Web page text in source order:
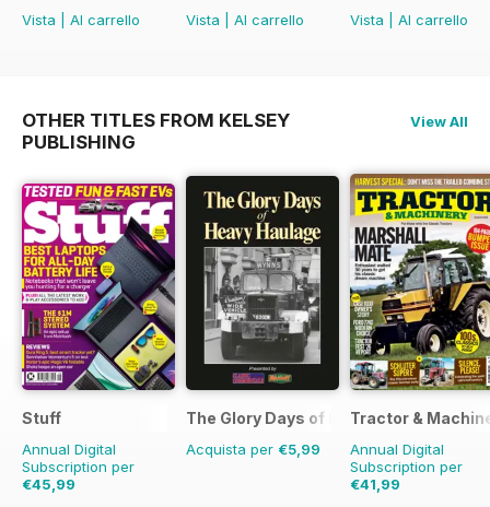
Vista
Al carrello
Vista
Al carrello
Vista
Al carrello
OTHER TITLES FROM KELSEY
PUBLISHING
View All
Stuff
Annual Digital
Subscription per
€45,99
The Glory Days of Heavy Haulage
Acquista per €5,99
Tractor &
Annual Digital
Subscription per
€41,99